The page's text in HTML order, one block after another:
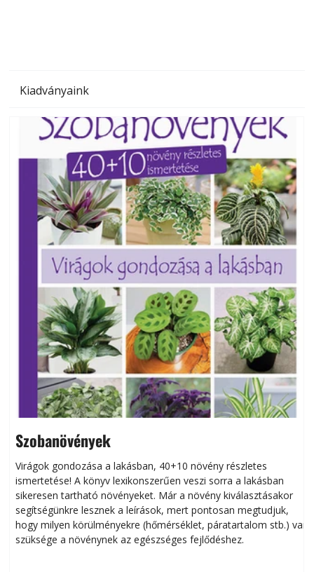
Kiadványaink
Szobanövények
Virágok gondozása a lakásban, 40+10 növény részletes
ismertetése! A könyv lexikonszerűen veszi sorra a lakásban
sikeresen tart­ha­tó növényeket. Már a növény kiválasztásakor
segítségünkre lesznek a leírások, mert pontosan megtudjuk,
hogy milyen körülményekre (hőmérséklet, páratartalom stb.) van
szüksége a növénynek az egészséges fejlődéshez.